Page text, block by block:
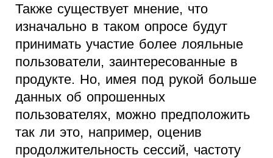
Также существует мнение, что
изначально в таком опросе будут
принимать участие более лояльные
пользователи, заинтересованные в
продукте. Но, имея под рукой больше
данных об опрошенных
пользователях, можно предположить
так ли это, например, оценив
продолжительность сессий, частоту